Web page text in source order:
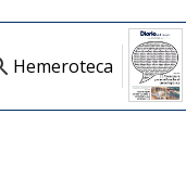
Hemeroteca